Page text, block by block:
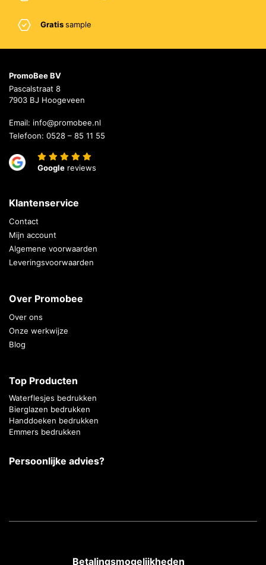
Gratissample
PromoBee BV
Pascalstraat 8
7903 BJ Hoogeveen
Email: info@promobee.nl
Telefoon: 0528 – 85 11 55
Google reviews
Klantenservice
Contact
Mijn account
Algemene voorwaarden
Leveringsvoorwaarden
Over Promobee
Over ons
Onze werkwijze
Blog
Top Producten
Waterflesjes bedrukken
Bierglazen bedrukken
Handdoeken bedrukken
Emmers bedrukken
Persoonlijke advies?
Betalingsmogelijkheden